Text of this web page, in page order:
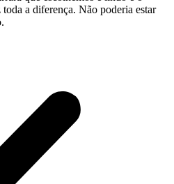
a diferença. Não poderia estar